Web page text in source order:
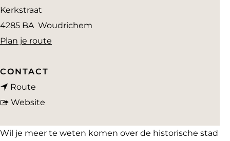
Kerkstraat
4285 BA Woudrichem
Plan je route
n
CONTACT
Route
a
r
Website
n
Wil je meer te weten komen over de historische stad